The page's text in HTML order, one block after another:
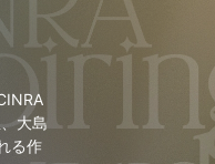
大島
る作